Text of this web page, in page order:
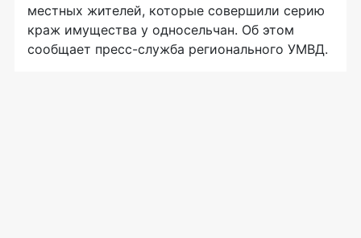
местных жителей, которые совершили серию
краж имущества у односельчан. Об этом
сообщает пресс-служба регионального УМВД.